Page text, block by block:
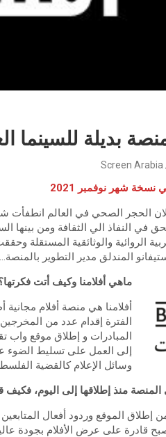
بديلة للسينما
Screen Arabia
شهر نوفمبر 2021
ومع إعلان الحجر الصحي في العالم
في النفاذ الي الثقافة ومن بينها
الروائية والوثائقية
المندلق مدير التطوير بالمنصة…
ماهي أفلامنا وكيف أتت
الفترة إقدام عدد من
المبادرات و إطلاق موقع واب
إلى العمل على تسليط الضوء
وسائل الإعلام كالقضية
المنصة منذ إطلاقها إلى اليوم، فكيف
إطلاق الموقع وردود أفعال
قادرة على عرض الأفلام بجودة